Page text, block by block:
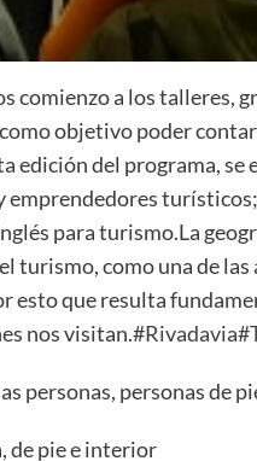
comienzo a los talleres,
objetivo poder
edición del programa, se
para turismo.La
turismo, como una de las
esto que resulta
nos visitan.#Rivadavia